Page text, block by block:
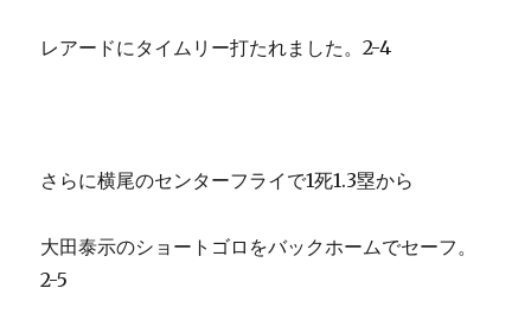
レアードにタイムリー打たれました。2-4
さらに横尾のセンターフライで1死1.3塁から
大田泰示のショートゴロをバックホームでセーフ。
2-5